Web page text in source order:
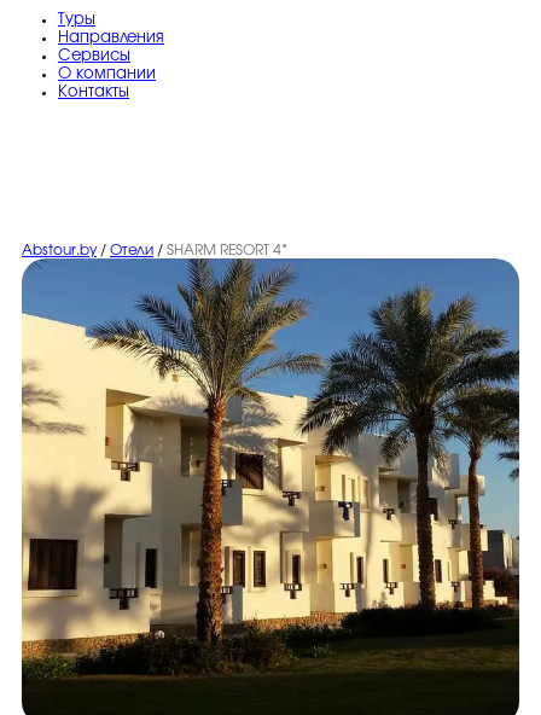
Туры
Направления
Сервисы
O компании
Контакты
Abstour.by / Отели / SHARM RESORT 4*